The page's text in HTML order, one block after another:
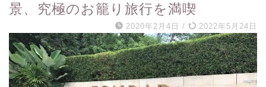
景、究極のお籠り旅行を満喫
2020年2月4日 / 2022年5月24日